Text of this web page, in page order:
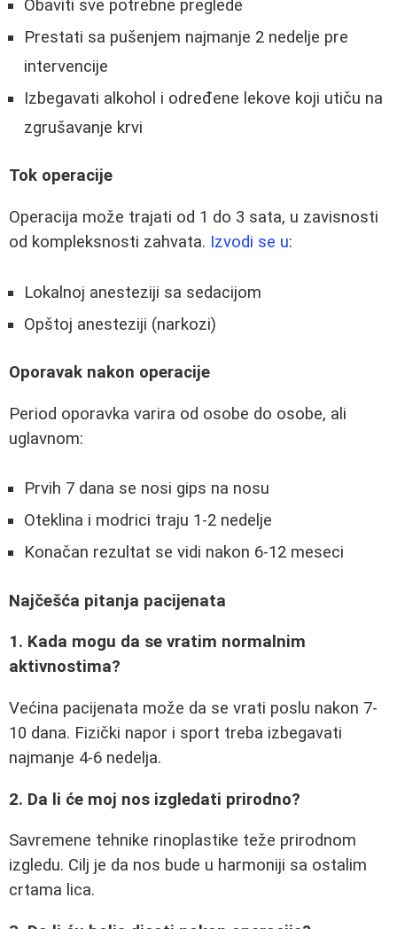
Obaviti sve potrebne preglede
Prestati sa pušenjem najmanje 2 nedelje pre
intervencije
Izbegavati alkohol i određene lekove koji utiču na
zgrušavanje krvi
Tok operacije
Operacija može trajati od 1 do 3 sata, u zavisnosti
od kompleksnosti zahvata. Izvodi se u:
Lokalnoj anesteziji sa sedacijom
Opštoj anesteziji (narkozi)
Oporavak nakon operacije
Period oporavka varira od osobe do osobe, ali
uglavnom:
Prvih 7 dana se nosi gips na nosu
Oteklina i modrici traju 1-2 nedelje
Konačan rezultat se vidi nakon 6-12 meseci
Najčešća pitanja pacijenata
1. Kada mogu da se vratim normalnim
aktivnostima?
Većina pacijenata može da se vrati poslu nakon 7-
10 dana. Fizički napor i sport treba izbegavati
najmanje 4-6 nedelja.
2. Da li će moj nos izgledati prirodno?
Savremene tehnike rinoplastike teže prirodnom
izgledu. Cilj je da nos bude u harmoniji sa ostalim
crtama lica.